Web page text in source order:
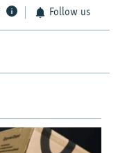
Follow us